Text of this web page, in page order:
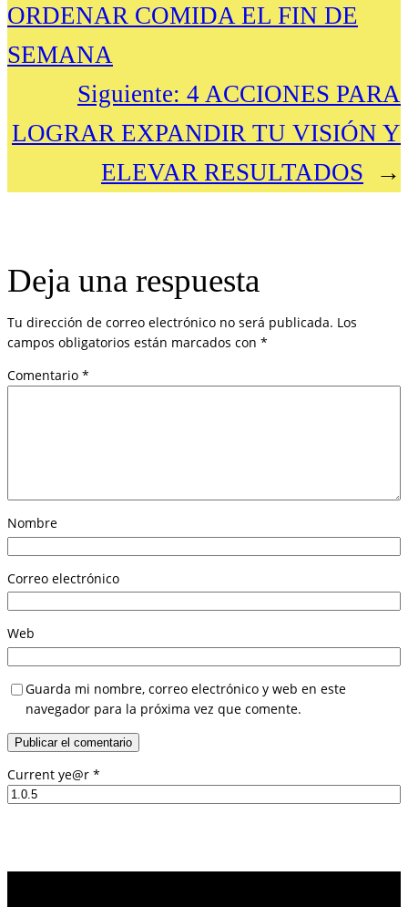
ORDENAR COMIDA EL FIN DE
SEMANA
Siguiente: 4 ACCIONES PARA
LOGRAR EXPANDIR TU VISIÓN Y
ELEVAR RESULTADOS
→
Deja una respuesta
Tu dirección de correo electrónico no será publicada. Los
campos obligatorios están marcados con *
Comentario *
Nombre
Correo electrónico
Web
Guarda mi nombre, correo electrónico y web en este
navegador para la próxima vez que comente.
Current ye@r *